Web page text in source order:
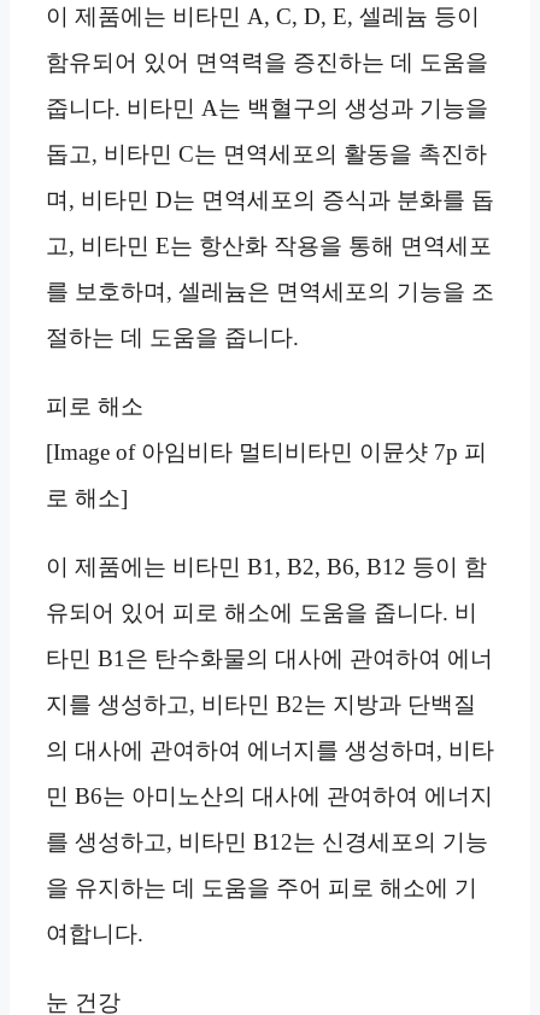
이 제품에는 비타민 A, C, D, E, 셀레늄 등이
함유되어 있어 면역력을 증진하는 데 도움을
줍니다. 비타민 A는 백혈구의 생성과 기능을
돕고, 비타민 C는 면역세포의 활동을 촉진하
며, 비타민 D는 면역세포의 증식과 분화를 돕
고, 비타민 E는 항산화 작용을 통해 면역세포
를 보호하며, 셀레늄은 면역세포의 기능을 조
절하는 데 도움을 줍니다.
피로 해소
[Image of 아임비타 멀티비타민 이뮨샷 7p 피
로 해소]
이 제품에는 비타민 B1, B2, B6, B12 등이 함
유되어 있어 피로 해소에 도움을 줍니다. 비
타민 B1은 탄수화물의 대사에 관여하여 에너
지를 생성하고, 비타민 B2는 지방과 단백질
의 대사에 관여하여 에너지를 생성하며, 비타
민 B6는 아미노산의 대사에 관여하여 에너지
를 생성하고, 비타민 B12는 신경세포의 기능
을 유지하는 데 도움을 주어 피로 해소에 기
여합니다.
눈 건강